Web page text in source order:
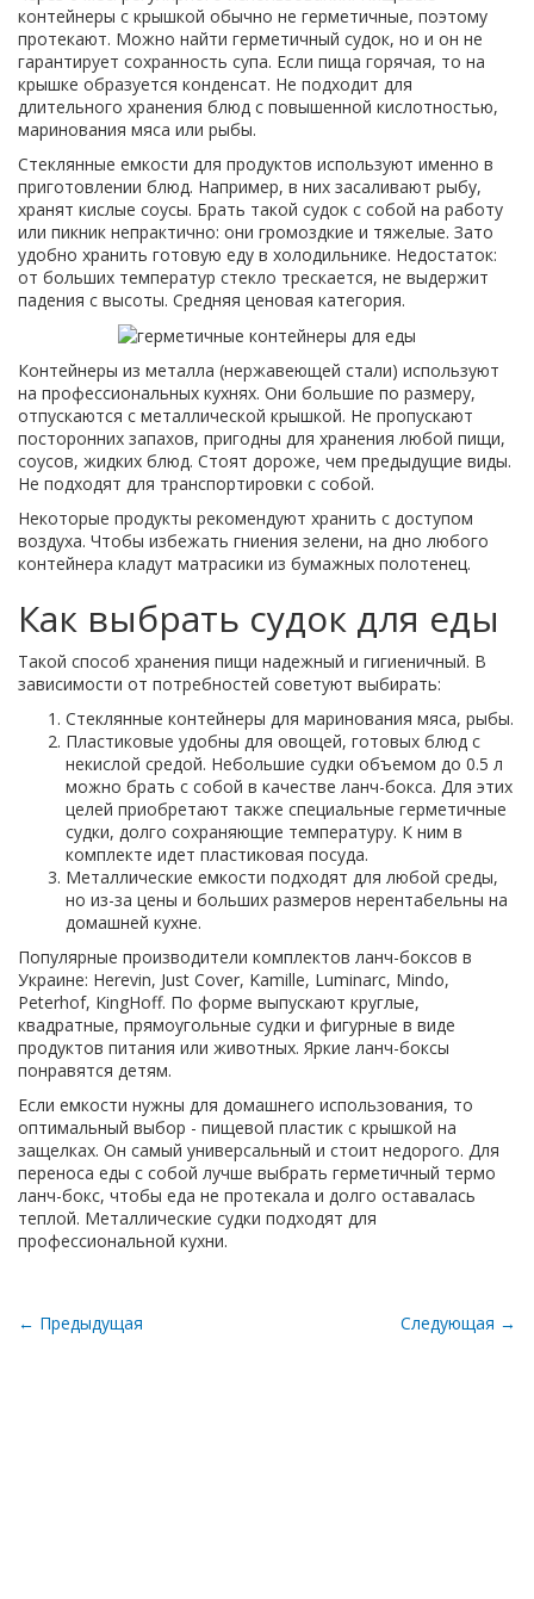
контейнеры с крышкой обычно не герметичные, поэтому
протекают. Можно найти герметичный судок, но и он не
гарантирует сохранность супа. Если пища горячая, то на
крышке образуется конденсат. Не подходит для
длительного хранения блюд с повышенной кислотностью,
маринования мяса или рыбы.
Стеклянные емкости для продуктов используют именно в
приготовлении блюд. Например, в них засаливают рыбу,
хранят кислые соусы. Брать такой судок с собой на работу
или пикник непрактично: они громоздкие и тяжелые. Зато
удобно хранить готовую еду в холодильнике. Недостаток:
от больших температур стекло трескается, не выдержит
падения с высоты. Средняя ценовая категория.
Контейнеры из металла (нержавеющей стали) используют
на профессиональных кухнях. Они большие по размеру,
отпускаются с металлической крышкой. Не пропускают
посторонних запахов, пригодны для хранения любой пищи,
соусов, жидких блюд. Стоят дороже, чем предыдущие виды.
Не подходят для транспортировки с собой.
Некоторые продукты рекомендуют хранить с доступом
воздуха. Чтобы избежать гниения зелени, на дно любого
контейнера кладут матрасики из бумажных полотенец.
Как выбрать судок для еды
Такой способ хранения пищи надежный и гигиеничный. В
зависимости от потребностей советуют выбирать:
Стеклянные контейнеры для маринования мяса, рыбы.
Пластиковые удобны для овощей, готовых блюд с
некислой средой. Небольшие судки объемом до 0.5 л
можно брать с собой в качестве ланч-бокса. Для этих
целей приобретают также специальные герметичные
судки, долго сохраняющие температуру. К ним в
комплекте идет пластиковая посуда.
Металлические емкости подходят для любой среды,
но из-за цены и больших размеров нерентабельны на
домашней кухне.
Популярные производители комплектов ланч-боксов в
Украине: Herevin, Just Cover, Kamille, Luminarс, Mindo,
Peterhof, KingHoff. По форме выпускают круглые,
квадратные, прямоугольные судки и фигурные в виде
продуктов питания или животных. Яркие ланч-боксы
понравятся детям.
Если емкости нужны для домашнего использования, то
оптимальный выбор - пищевой пластик с крышкой на
защелках. Он самый универсальный и стоит недорого. Для
переноса еды с собой лучше выбрать герметичный термо
ланч-бокс, чтобы еда не протекала и долго оставалась
теплой. Металлические судки подходят для
профессиональной кухни.
← Предыдущая Следующая →